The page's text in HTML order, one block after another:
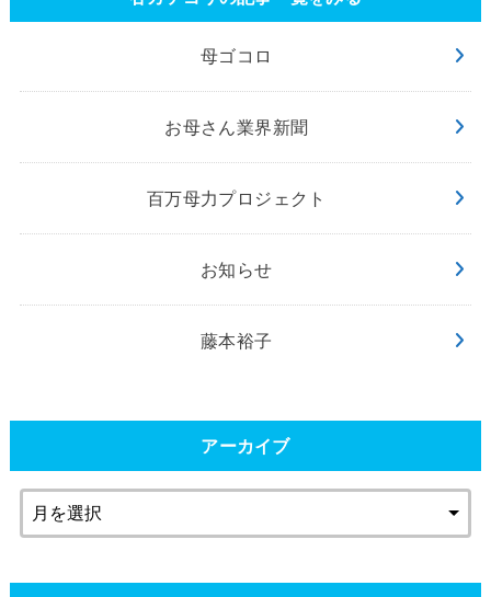
母ゴコロ
お母さん業界新聞
百万母力プロジェクト
お知らせ
藤本裕子
アーカイブ